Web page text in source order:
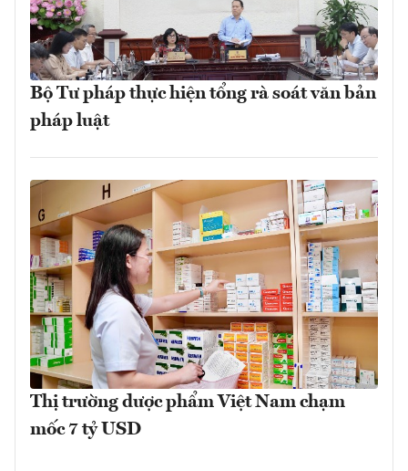
Bộ Tư pháp thực hiện tổng rà soát văn bản
pháp luật
Thị trường dược phẩm Việt Nam chạm
mốc 7 tỷ USD